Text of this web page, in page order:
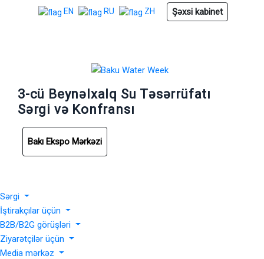
EN RU ZH Şəxsi kabinet
3-cü Beynəlxalq Su Təsərrüfatı
Sərgi və Konfransı
Bakı Ekspo Mərkəzi
Sərgi
İştirakçılar üçün
B2B/B2G görüşləri
Ziyarətçilər üçün
Media mərkəz